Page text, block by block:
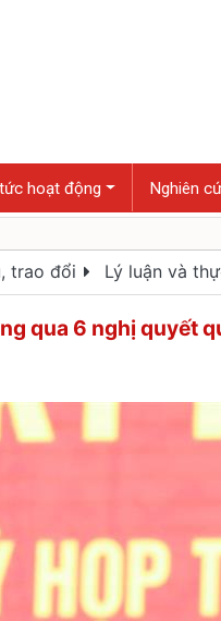
hoạt động Nghiên
trao đổi Lý luận và
qua 6 nghị quyết